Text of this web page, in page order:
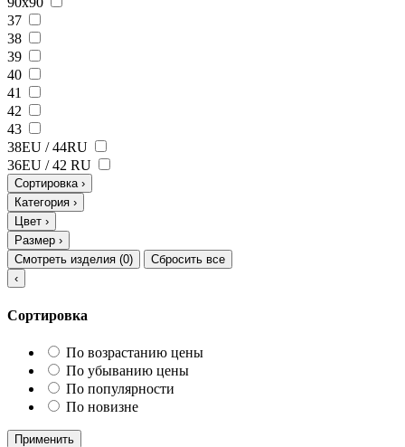
37
38
39
40
41
42
43
38ЕU / 44RU
36EU / 42 RU
Сортировка ›
Категория ›
Цвет ›
Размер ›
Смотреть изделия (0)
Сбросить все
‹
Сортировка
По возрастанию цены
По убыванию цены
По популярности
По новизне
Применить